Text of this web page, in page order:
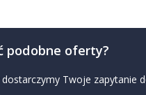
podobne oferty?
Twoje zapytanie